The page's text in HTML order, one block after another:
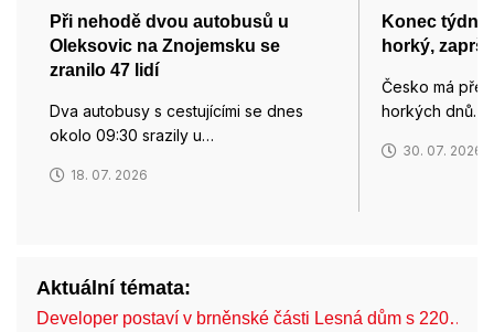
Při nehodě dvou autobusů u
Oleksovic na Znojemsku se
zranilo 47 lidí
Dva autobusy s cestujícími se dnes
okolo 09:30 srazily u…
18. 07. 2026
Konec
horký,
Česko má
horkých dnů.
30. 07. 2026
Aktuální témata:
Developer postaví v brněnské části Lesná dům s 220…